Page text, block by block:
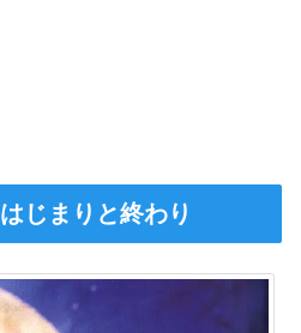
じまりと終わり